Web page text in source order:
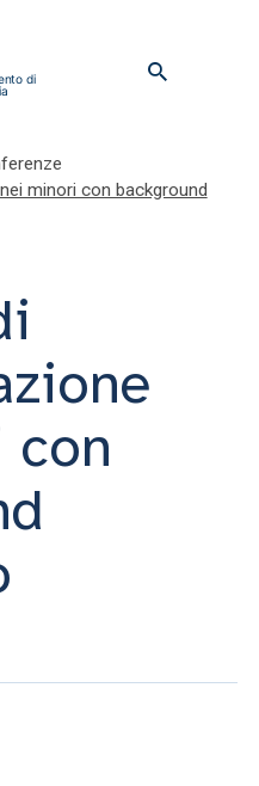
minori con background
con